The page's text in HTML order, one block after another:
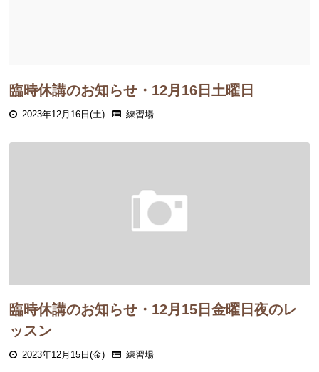
臨時休講のお知らせ・12月16日土曜日
2023年12月16日(土) 練習場
臨時休講のお知らせ・12月15日金曜日夜のレ
ッスン
2023年12月15日(金) 練習場